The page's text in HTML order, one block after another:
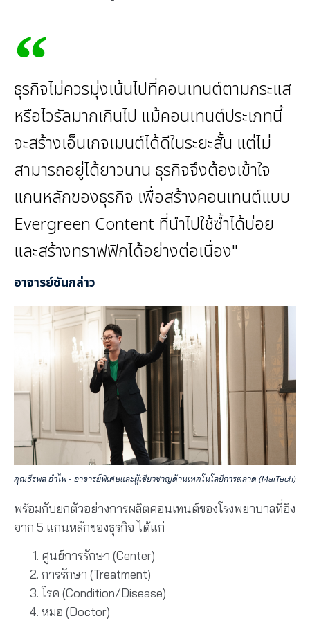
ธุรกิจไม่ควรมุ่งเน้นไปที่คอนเทนต์ตามกระแส
หรือไวรัลมากเกินไป แม้คอนเทนต์ประเภทนี้
จะสร้างเอ็นเกจเมนต์ได้ดีในระยะสั้น แต่ไม่
สามารถอยู่ได้ยาวนาน ธุรกิจจึงต้องเข้าใจ
แกนหลักของธุรกิจ เพื่อสร้างคอนเทนต์แบบ
Evergreen Content ที่นำไปใช้ซ้ำได้บ่อย
และสร้างทราฟฟิกได้อย่างต่อเนื่อง"
อาจารย์ซันกล่าว
คุณธีรพล อำไพ - อาจารย์พิเศษและผู้เชี่ยวชาญด้านเทคโนโลยีการตลาด (MarTech)
พร้อมกับยกตัวอย่างการผลิตคอนเทนต์ของโรงพยาบาลที่อิง
จาก 5 แกนหลักของธุรกิจ ได้แก่
ศูนย์การรักษา (Center)
การรักษา (Treatment)
โรค (Condition/Disease)
หมอ (Doctor)